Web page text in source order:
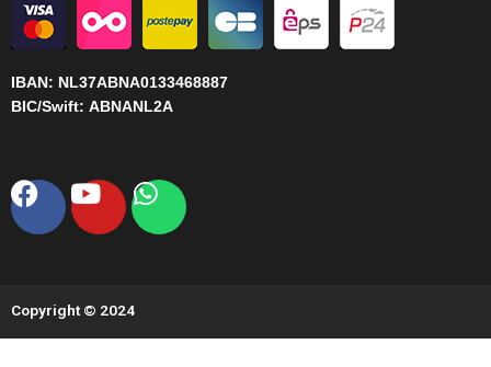
IBAN: NL37ABNA0133468887
BIC/Swift: ABNANL2A
Facebook
YoutubeWhatsapp
Copyright © 2024